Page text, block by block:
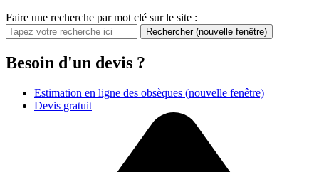
Faire une recherche par mot clé sur le site :
Rechercher (nouvelle fenêtre)
Besoin d'un devis ?
Estimation en ligne des obsèques (nouvelle fenêtre)
Devis gratuit